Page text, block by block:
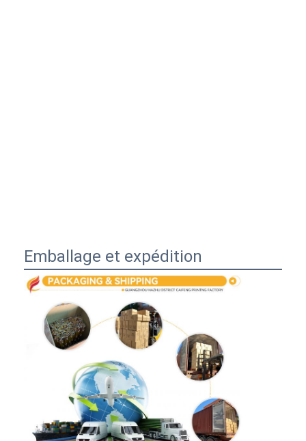
Emballage et expédition